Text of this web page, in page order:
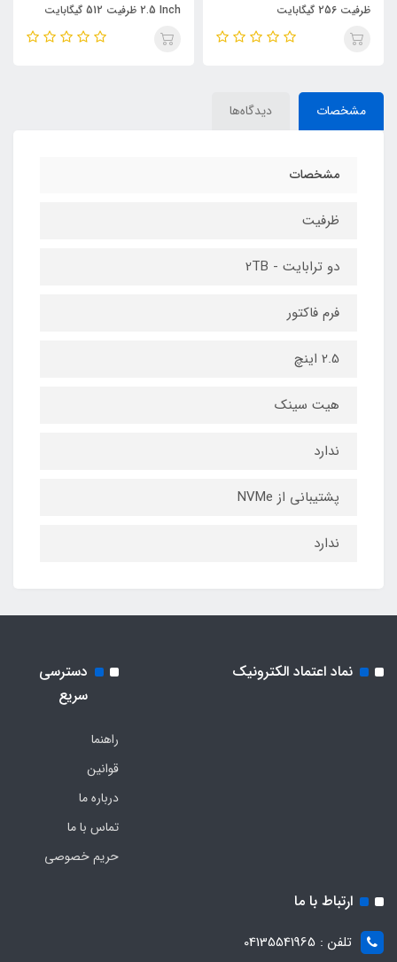
2.5 Inch ظرفیت 512 گیگابایت
ترابایت مدل HD770G
مشخصات دیدگاه‌ها
مشخصات
ظرفیت
دو ترابایت - 2TB
فرم فاکتور
2.5 اینچ
هیت سینک
ندارد
پشتیبانی از NVMe
ندارد
نماد اعتماد الکترونیک
دسترسی
سریع
راهنما
قوانین
درباره ما
تماس با ما
حریم خصوصی
ارتباط با ما
تلفن : 04135541965